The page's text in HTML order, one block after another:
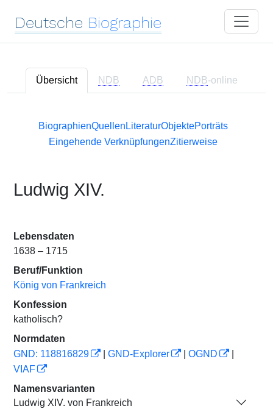
Deutsche Biographie
Übersicht NDB ADB NDB-online
BiographienQuellen LiteraturObjektePorträts
Eingehende VerknüpfungenZitierweise
Ludwig XIV.
Lebensdaten
1638 – 1715
Beruf/Funktion
König von Frankreich
Konfession
katholisch?
Normdaten
GND: 118816829
GND-Explorer OGND
VIAF
Namensvarianten
Ludwig XIV. von Frankreich